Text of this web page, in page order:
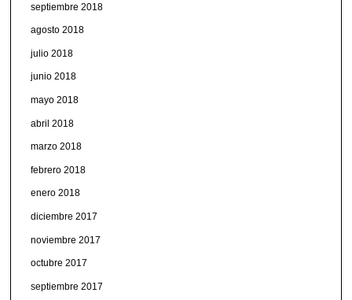
septiembre 2018
agosto 2018
julio 2018
junio 2018
mayo 2018
abril 2018
marzo 2018
febrero 2018
enero 2018
diciembre 2017
noviembre 2017
octubre 2017
septiembre 2017